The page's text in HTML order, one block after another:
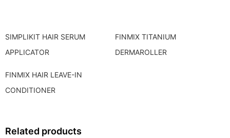
SIMPLIKIT HAIR SERUM
APPLICATOR
FINMIX TITANIUM
DERMAROLLER
FINMIX HAIR LEAVE-IN
CONDITIONER
Related products